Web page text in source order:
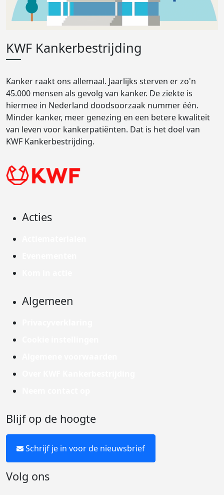
KWF Kankerbestrijding
Kanker raakt ons allemaal. Jaarlijks sterven er zo'n
45.000 mensen als gevolg van kanker. De ziekte is
hiermee in Nederland doodsoorzaak nummer één.
Minder kanker, meer genezing en een betere kwaliteit
van leven voor kankerpatiënten. Dat is het doel van
KWF Kankerbestrijding.
Acties
Algemeen
Blijf op de hoogte
Schrijf je in voor de nieuwsbrief
Volg ons